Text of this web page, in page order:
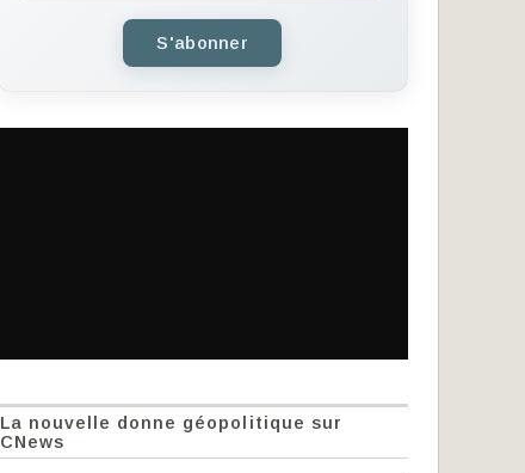
S'abonner
La nouvelle donne géopolitique sur
CNews